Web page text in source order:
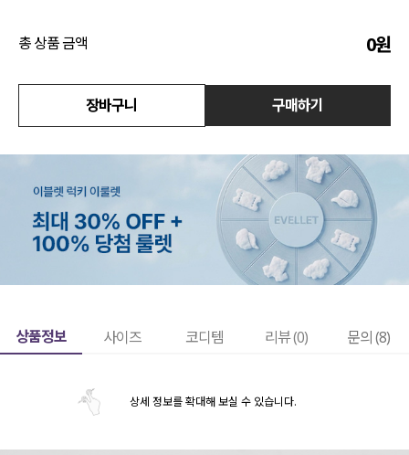
총 상품 금액 0원
장바구니 구매하기
상품정보 사이즈 코디템 리뷰 (0) 문의 (8)
상세 정보를 확대해 보실 수 있습니다.